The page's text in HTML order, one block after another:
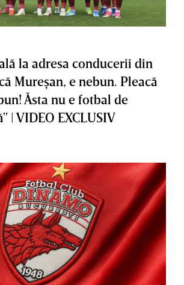
la adresa conducerii din
Mureşan, e nebun. Pleacă
Ăsta nu e fotbal de
| VIDEO EXCLUSIV